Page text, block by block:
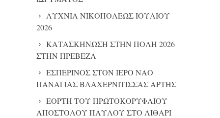
ΛΥΧΝΙΑ ΝΙΚΟΠΟΛΕΩΣ ΙΟΥΛΙΟΥ
2026
ΚΑΤΑΣΚΗΝΩΣΗ ΣΤΗΝ ΠΟΛΗ 2026
ΣΤΗΝ ΠΡΕΒΕΖΑ
ΕΣΠΕΡΙΝΟΣ ΣΤΟΝ ΙΕΡΟ ΝΑΟ
ΠΑΝΑΓΙΑΣ ΒΛΑΧΕΡΝΙΤΙΣΣΑΣ ΑΡΤΗΣ
ΕΟΡΤΗ ΤΟΥ ΠΡΩΤΟΚΟΡΥΦΑΙΟΥ
ΑΠΟΣΤΟΛΟΥ ΠΑΥΛΟΥ ΣΤΟ ΛΙΘΑΡΙ